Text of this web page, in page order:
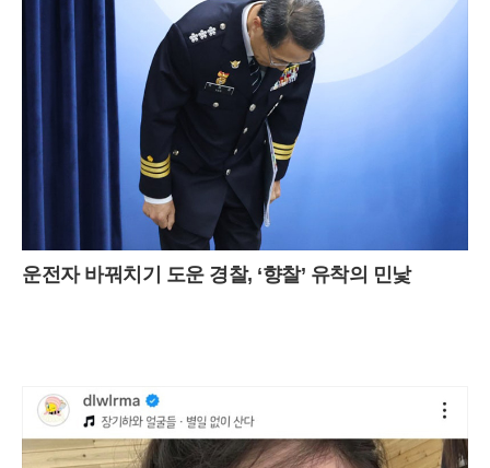
운전자 바꿔치기 도운 경찰, ‘향찰’ 유착의 민낯